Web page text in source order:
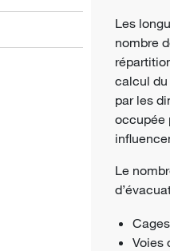
Les
nombre
calcul du
par les
occupée
Le
Voies